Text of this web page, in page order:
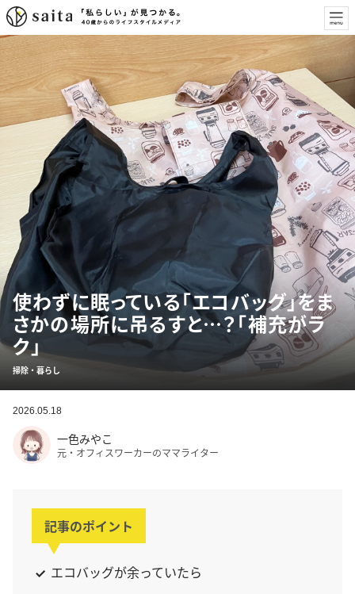
使わずに眠っている「エコバッグ」をま
さかの場所に吊るすと…？「補充がラ
ク」
掃除・暮らし
2026.05.18
一色みやこ
元・オフィスワーカーのママライター
記事のポイント
エコバッグが余っていたら